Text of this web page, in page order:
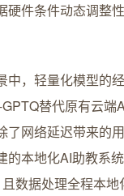
硬件条件动态调整
中，轻量化模型的
替代原有云端
了网络延迟带来的
的本地化AI助教系
数据处理全程本